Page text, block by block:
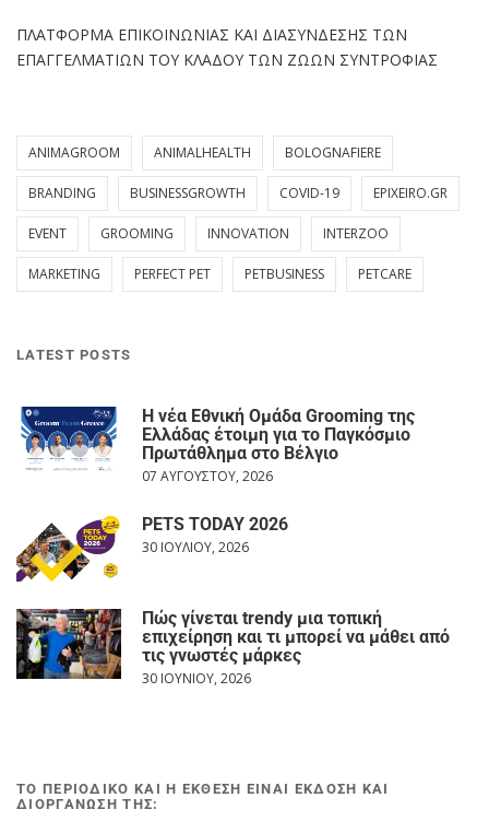
ΠΛΑΤΦΟΡΜΑ ΕΠΙΚΟΙΝΩΝΙΑΣ ΚΑΙ ΔΙΑΣΥΝΔΕΣΗΣ ΤΩΝ
ΕΠΑΓΓΕΛΜΑΤΙΩΝ ΤΟΥ ΚΛΑΔΟΥ ΤΩΝ ΖΩΩΝ ΣΥΝΤΡΟΦΙΑΣ
ANIMAGROOM ANIMALHEALTH BOLOGNAFIERE
BRANDING BUSINESSGROWTH COVID-19 EPIXEIRO.GR
EVENT GROOMING INNOVATION INTERZOO
MARKETING PERFECT PET PETBUSINESS PETCARE
LATEST POSTS
Η νέα Εθνική Ομάδα Grooming της
Ελλάδας έτοιμη για το Παγκόσμιο
Πρωτάθλημα στο Βέλγιο
07 ΑΥΓΟΎΣΤΟΥ, 2026
PETS TODAY 2026
30 ΙΟΥΛΊΟΥ, 2026
Πώς γίνεται trendy μια τοπική
επιχείρηση και τι μπορεί να μάθει από
τις γνωστές μάρκες
30 ΙΟΥΝΊΟΥ, 2026
ΤΟ ΠΕΡΙΟΔΙΚΟ ΚΑΙ Η ΕΚΘΕΣΗ ΕΙΝΑΙ ΕΚΔΟΣΗ ΚΑΙ
ΔΙΟΡΓΑΝΩΣΗ ΤΗΣ: